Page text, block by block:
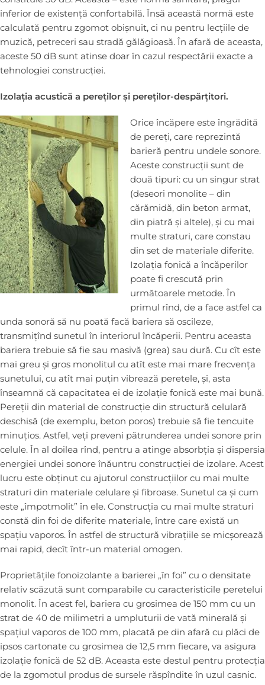
inferior de existență confortabilă. Însă această normă este
calculată pentru zgomot obișnuit, ci nu pentru lecțiile de
muzică, petreceri sau stradă gălăgioasă. În afară de aceasta,
aceste 50 dB sunt atinse doar în cazul respectării exacte a
tehnologiei construcției.
Izolația acustică a pereților și pereților-despărțitori.
Orice încăpere este îngrădită
de pereți, care reprezintă
barieră pentru undele sonore.
Aceste construcții sunt de
două tipuri: cu un singur strat
(deseori monolite – din
cărămidă, din beton armat,
din piatră și altele), și cu mai
multe straturi, care constau
din set de materiale diferite.
Izolația fonică a încăperilor
poate fi crescută prin
următoarele metode. În
primul rînd, de a face astfel ca
unda sonoră să nu poată facă bariera să oscileze,
transmițînd sunetul în interiorul încăperii. Pentru aceasta
bariera trebuie să fie sau masivă (grea) sau dură. Cu cît este
mai greu și gros monolitul cu atît este mai mare frecvența
sunetului, cu atît mai puțin vibrează peretele, și, asta
înseamnă că capacitatea ei de izolație fonică este mai bună.
Pereții din material de construcție din structură celulară
deschisă (de exemplu, beton poros) trebuie să fie tencuite
minuțios. Astfel, veți preveni pătrunderea undei sonore prin
celule. În al doilea rînd, pentru a atinge absorbția și dispersia
energiei undei sonore înăuntru construcției de izolare. Acest
lucru este obținut cu ajutorul construcțiilor cu mai multe
straturi din materiale celulare și fibroase. Sunetul ca și cum
este „împotmolit” în ele. Construcția cu mai multe straturi
constă din foi de diferite materiale, între care există un
spațiu vaporos. În astfel de structură vibrațiile se micșorează
mai rapid, decît într-un material omogen.
Proprietățile fonoizolante a barierei „în foi” cu o densitate
relativ scăzută sunt comparabile cu caracteristicile peretelui
monolit. În acest fel, bariera cu grosimea de 150 mm cu un
strat de 40 de milimetri a umpluturii de vată minerală și
spațiul vaporos de 100 mm, placată pe din afară cu plăci de
ipsos cartonate cu grosimea de 12,5 mm fiecare, va asigura
izolație fonică de 52 dB. Aceasta este destul pentru protecția
de la zgomotul produs de sursele răspîndite în uzul casnic.